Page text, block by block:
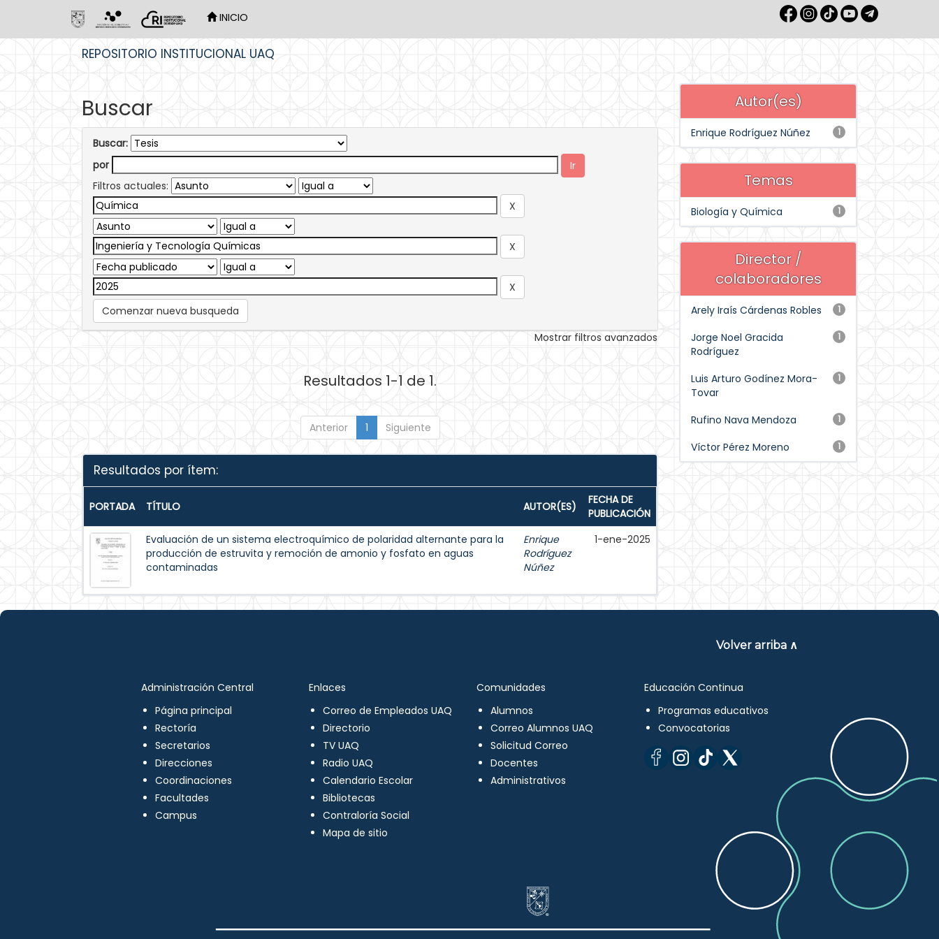
INICIO
REPOSITORIO INSTITUCIONAL UAQ
Buscar
Buscar:
por
Filtros actuales:
Comenzar nueva busqueda
Mostrar filtros avanzados
Resultados 1-1 de 1.
Anterior 1 Siguiente
Resultados por ítem:
PORTADA TÍTULO AUTOR(ES)
FECHA DE
PUBLICACIÓN
Evaluación de un sistema electroquímico de polaridad alternante para la
producción de estruvita y remoción de amonio y fosfato en aguas
contaminadas
Enrique
Rodríguez
Núñez
1-ene-2025
Autor(es)
1
Enrique Rodríguez Núñez
Temas
1
Biología y Química
Director /
colaboradores
1
Arely Iraís Cárdenas Robles
1
Jorge Noel Gracida
Rodríguez
1
Luis Arturo Godínez Mora-
Tovar
1
Rufino Nava Mendoza
1
Víctor Pérez Moreno
Volver arriba ∧
Administración Central
Página principal
Rectoría
Secretarios
Direcciones
Coordinaciones
Facultades
Campus
Enlaces
Correo de Empleados UAQ
Directorio
TV UAQ
Radio UAQ
Calendario Escolar
Bibliotecas
Contraloría Social
Mapa de sitio
Comunidades
Alumnos
Correo Alumnos UAQ
Solicitud Correo
Docentes
Administrativos
Educación Continua
Programas educativos
Convocatorias